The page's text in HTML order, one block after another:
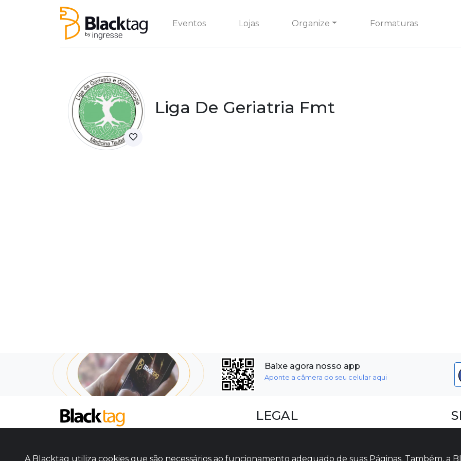
Eventos Lojas Organize Formaturas
Liga De Geriatria Fmt
Baixe agora nosso app
Aponte a câmera do seu celular aqui
LEGAL
A Blacktag utiliza cookies que são necessários ao funcionamento adequado de suas Páginas. Também, a